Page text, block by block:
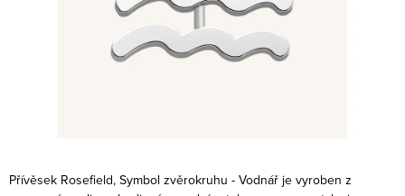
Přívěsek Rosefield, Symbol zvěrokruhu - Vodnář je vyroben z